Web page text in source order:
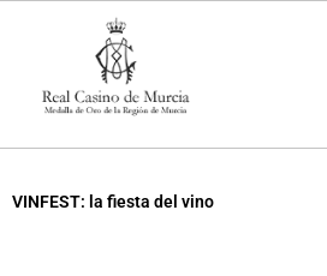
VINFEST: la fiesta del vino